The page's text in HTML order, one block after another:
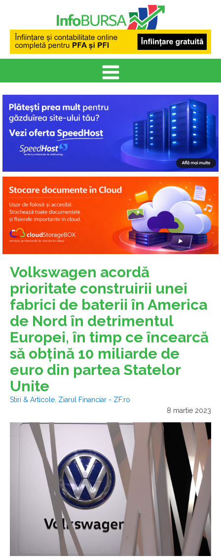
Volkswagen acordă
prioritate construirii unei
fabrici de baterii în America
de Nord în detrimentul
Europei, în timp ce încearcă
să obţină 10 miliarde de
euro din partea Statelor
Unite
Stiri & Articole Ziarul Financiar - ZF.ro
8 martie 2023